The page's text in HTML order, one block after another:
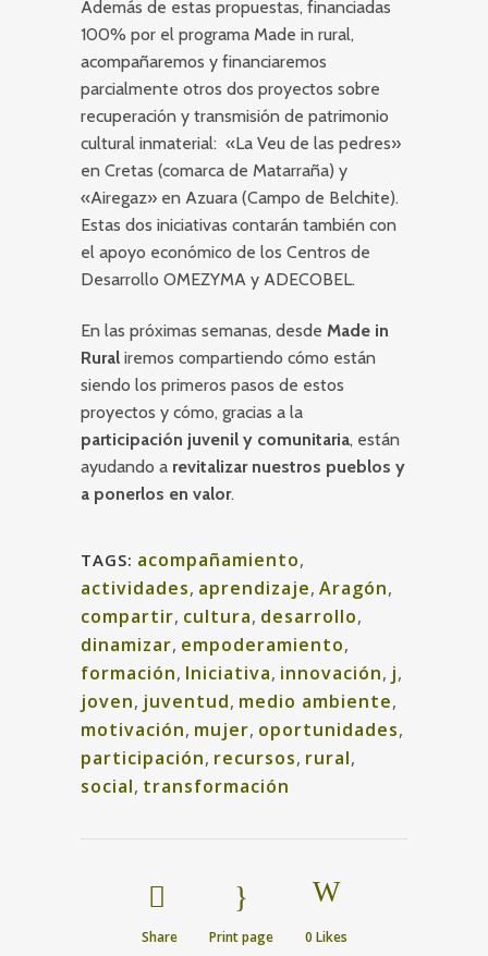
Además de estas propuestas, financiadas
100% por el programa Made in rural,
acompañaremos y financiaremos
parcialmente otros dos proyectos sobre
recuperación y transmisión de patrimonio
cultural inmaterial: «La Veu de las pedres»
en Cretas (comarca de Matarraña) y
«Airegaz» en Azuara (Campo de Belchite).
Estas dos iniciativas contarán también con
el apoyo económico de los Centros de
Desarrollo OMEZYMA y ADECOBEL.
En las próximas semanas, desde Made in
Rural iremos compartiendo cómo están
siendo los primeros pasos de estos
proyectos y cómo, gracias a la
participación juvenil y comunitaria, están
ayudando a revitalizar nuestros pueblos y
a ponerlos en valor.
TAGS: acompañamiento,
actividades, aprendizaje, Aragón,
compartir, cultura, desarrollo,
dinamizar, empoderamiento,
formación, Iniciativa, innovación, j,
joven, juventud, medio ambiente,
motivación, mujer, oportunidades,
participación, recursos, rural,
social, transformación
Share Print page 0 Likes